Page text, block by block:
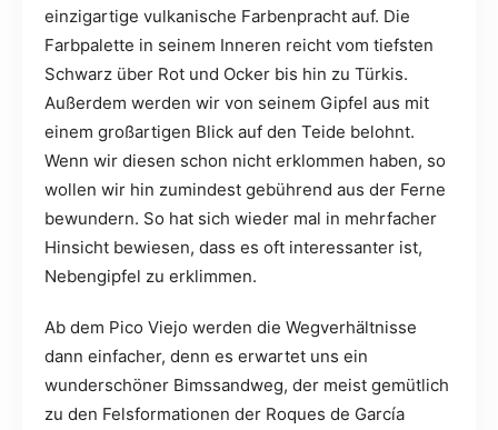
einzigartige vulkanische Farbenpracht auf. Die
Farbpalette in seinem Inneren reicht vom tiefsten
Schwarz über Rot und Ocker bis hin zu Türkis.
Außerdem werden wir von seinem Gipfel aus mit
einem großartigen Blick auf den Teide belohnt.
Wenn wir diesen schon nicht erklommen haben, so
wollen wir hin zumindest gebührend aus der Ferne
bewundern. So hat sich wieder mal in mehrfacher
Hinsicht bewiesen, dass es oft interessanter ist,
Nebengipfel zu erklimmen.
Ab dem Pico Viejo werden die Wegverhältnisse
dann einfacher, denn es erwartet uns ein
wunderschöner Bimssandweg, der meist gemütlich
zu den Felsformationen der Roques de García